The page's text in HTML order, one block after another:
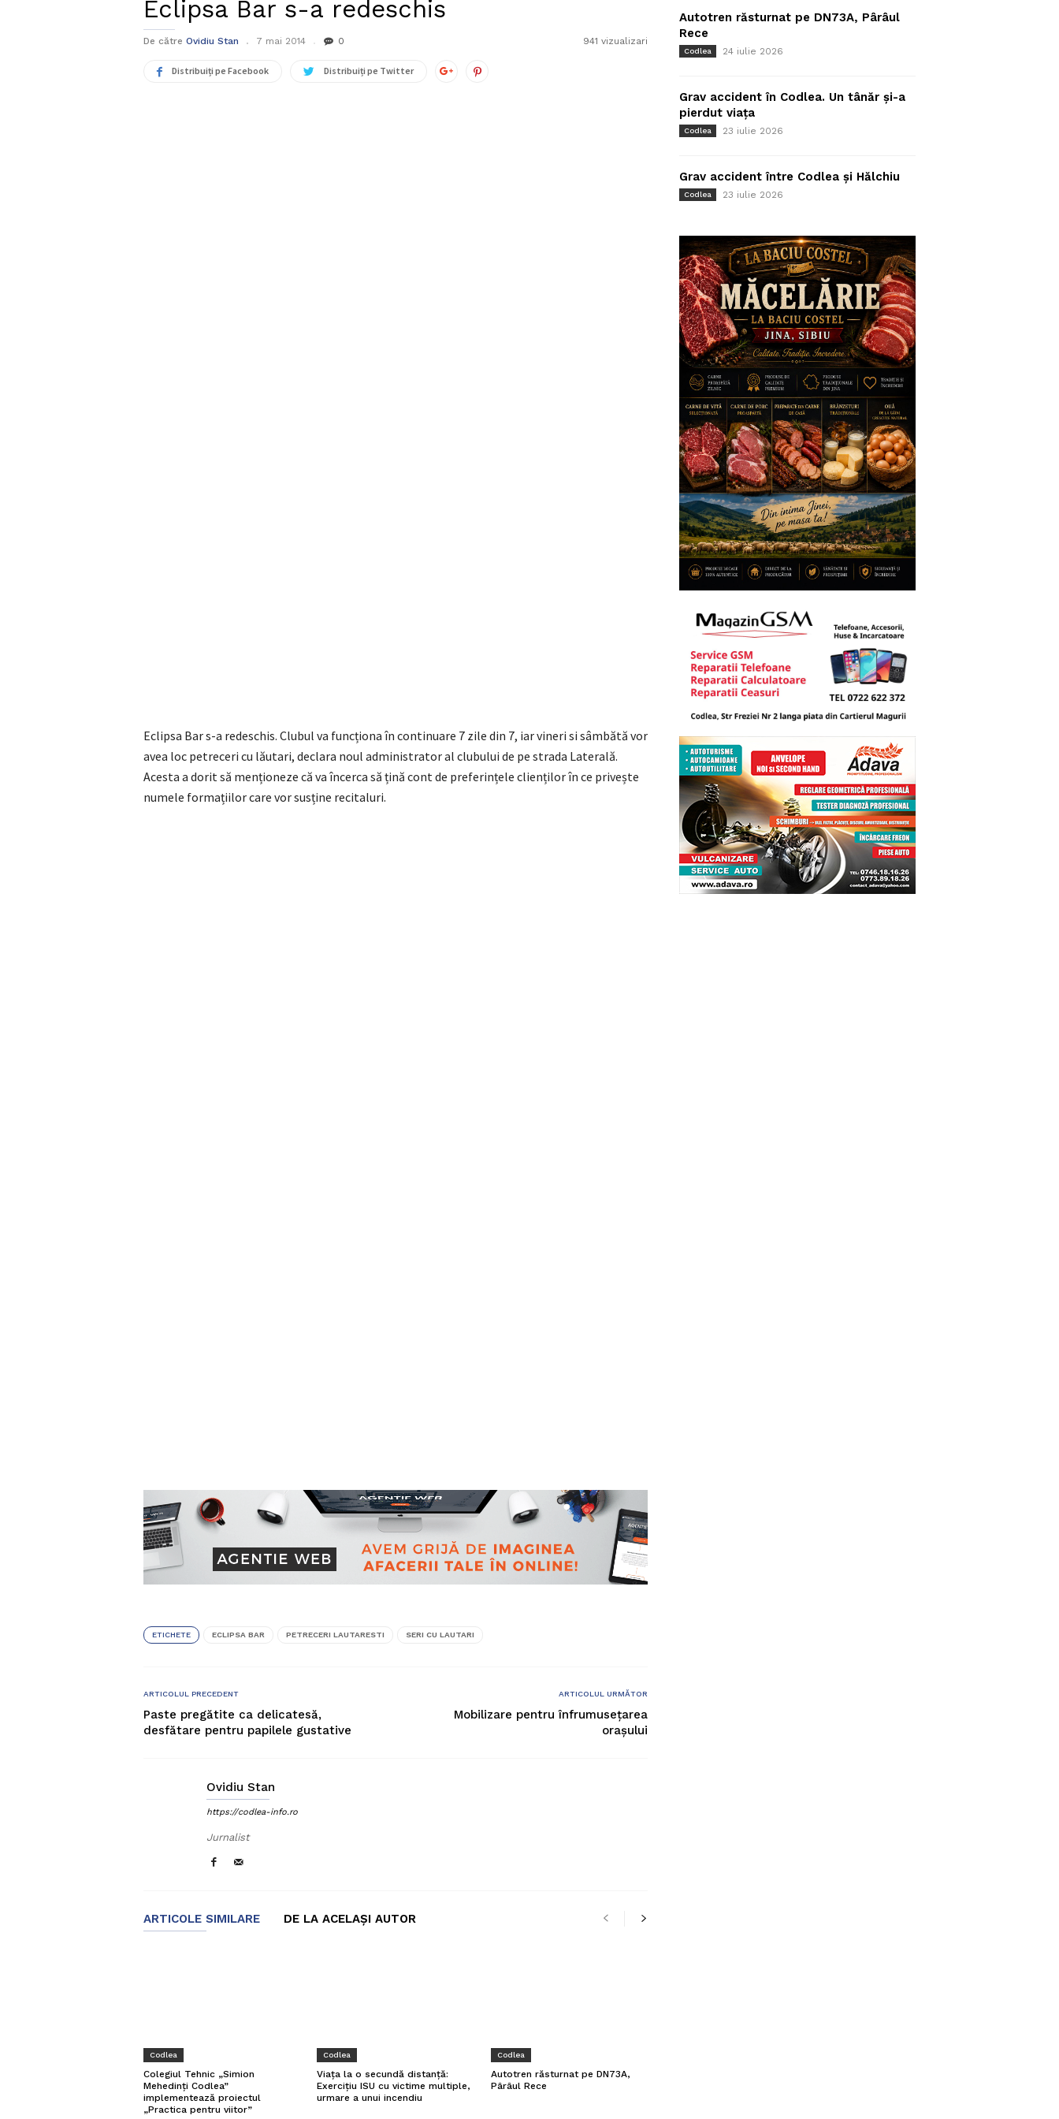
Eclipsa Bar s-a redeschis
De către Ovidiu Stan 7 mai 2014 0 941 vizualizari
Distribuiți pe Facebook Distribuiți pe Twitter
Eclipsa Bar s-a redeschis. Clubul va funcționa în continuare 7 zile din 7, iar vineri si sâmbătă vor
avea loc petreceri cu lăutari, declara noul administrator al clubului de pe strada Laterală.
Acesta a dorit să menționeze că va încerca să țină cont de preferințele clienților în ce privește
numele formațiilor care vor susține recitaluri.
ETICHETE ECLIPSA BAR PETRECERI LAUTARESTI SERI CU LAUTARI
ARTICOLUL PRECEDENT
Paste pregătite ca delicatesă,
desfătare pentru papilele gustative
ARTICOLUL URMĂTOR
Mobilizare pentru înfrumusețarea
orașului
Ovidiu Stan
https://codlea-info.ro
Jurnalist
ARTICOLE SIMILARE DE LA ACELAȘI AUTOR
Codlea
Colegiul Tehnic „Simion
Mehedinți Codlea”
implementează proiectul
„Practica pentru viitor”
Codlea
Viața la o secundă distanță:
Exercițiu ISU cu victime multiple,
urmare a unui incendiu
Codlea
Autotren răsturnat pe DN73A,
Pârâul Rece
Autotren răsturnat pe DN73A, Pârâul
Rece
Codlea 24 iulie 2026
Grav accident în Codlea. Un tânăr și-a
pierdut viața
Codlea 23 iulie 2026
Grav accident între Codlea și Hălchiu
Codlea 23 iulie 2026